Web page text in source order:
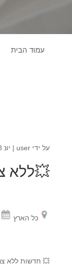
עמוד הבית
על ידי user
| יונ 28, 2026
💥ללא
כל הארץ
💥 חדשות ללא